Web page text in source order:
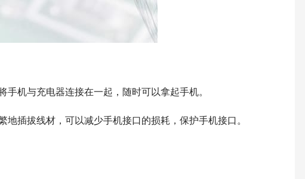
机与充电器连接在一起，随时可以拿起手机。
插拔线材，可以减少手机接口的损耗，保护手机接口。